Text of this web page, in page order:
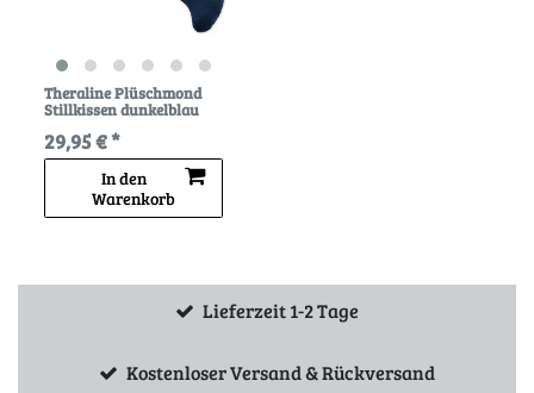
Theraline Plüschmond
Stillkissen dunkelblau
29,95 € *
In den
Warenkorb
Lieferzeit 1-2 Tage
Kostenloser Versand & Rückversand